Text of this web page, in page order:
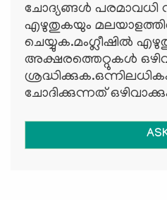
ചോദ്യങ്ങള്‍ പരമാവധി
എഴുതുകയും
ചെയ്യുക.മംഗ്ലീഷില്‍
അക്ഷരത്തെറ്റുകള്‍
ചോദിക്കുന്നത്